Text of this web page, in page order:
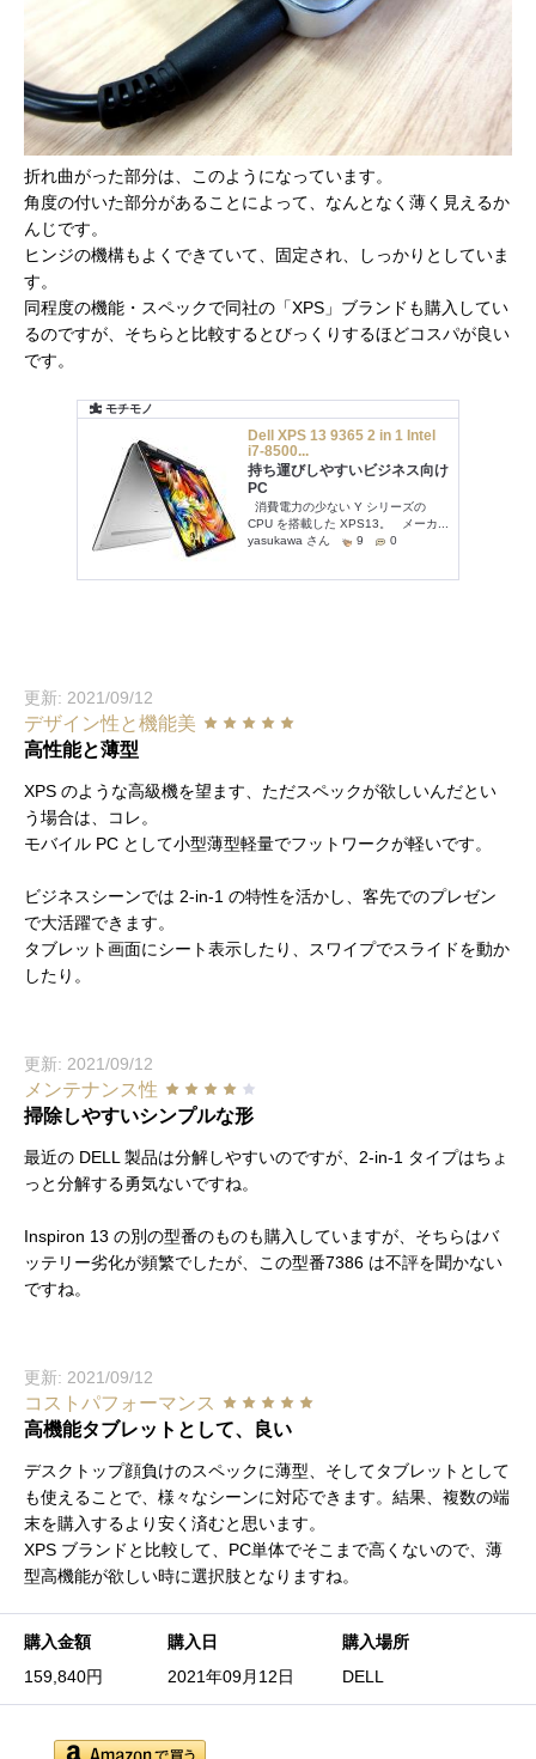
折れ曲がった部分は、このようになっています。
角度の付いた部分があることによって、なんとなく薄く見えるか
んじです。
ヒンジの機構もよくできていて、固定され、しっかりとしていま
す。
同程度の機能・スペックで同社の「XPS」ブランドも購入してい
るのですが、そちらと比較するとびっくりするほどコスパが良い
です。
更新: 2021/09/12
デザイン性と機能美
高性能と薄型
XPS のような高級機を望ます、ただスペックが欲しいんだとい
う場合は、コレ。
モバイル PC として小型薄型軽量でフットワークが軽いです。
ビジネスシーンでは 2-in-1 の特性を活かし、客先でのプレゼン
で大活躍できます。
タブレット画面にシート表示したり、スワイプでスライドを動か
したり。
更新: 2021/09/12
メンテナンス性
掃除しやすいシンプルな形
最近の DELL 製品は分解しやすいのですが、2-in-1 タイプはちょ
っと分解する勇気ないですね。
Inspiron 13 の別の型番のものも購入していますが、そちらはバ
ッテリー劣化が頻繁でしたが、この型番7386 は不評を聞かない
ですね。
更新: 2021/09/12
コストパフォーマンス
高機能タブレットとして、良い
デスクトップ顔負けのスペックに薄型、そしてタブレットとして
も使えることで、様々なシーンに対応できます。結果、複数の端
末を購入するより安く済むと思います。
XPS ブランドと比較して、PC単体でそこまで高くないので、薄
型高機能が欲しい時に選択肢となりますね。
購入金額
159,840円
購入日
2021年09月12日
購入場所
DELL